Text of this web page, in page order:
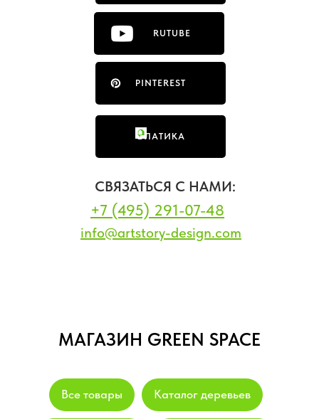
PINTEREST
ФЛАТИКА
СВЯЗАТЬСЯ С НАМИ:
+7 (495) 291-07-48
info@artstory-design.com
RUTUBE
МАГАЗИН GREEN SPACE
Все товары Каталог деревьев